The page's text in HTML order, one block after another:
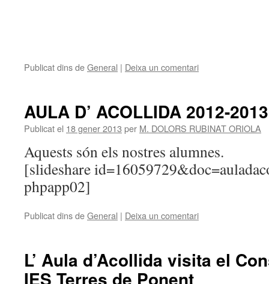
Publicat dins deGeneral | Deixa un comentari
AULA D’ ACOLLIDA 2012-2013
Publicat el 18 gener 2013 per M. DOLORS RUBINAT ORIOLA
Aquests són els nostres alumnes.
[slideshare
phpapp02]
Publicat dins deGeneral | Deixa un comentari
L’ Aula d’Acollida visita el
IES Terres de Ponent